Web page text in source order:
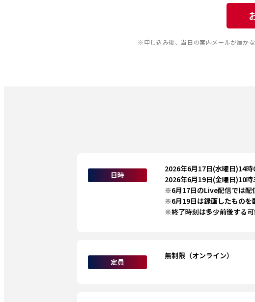
※申し込み後、当日の案内メールが届か
日時
2026年6月17日(水曜日)14時
2026年6月19日(金曜日)10時
※6月17日のLive配信では配
※6月19日は録画したものを
※終了時刻は多少前後する可
定員
無制限（オンライン）